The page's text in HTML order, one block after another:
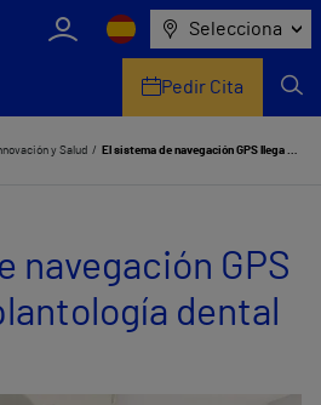
Selecciona
Pedir Cita
y Salud El sistema de navegación GPS llega a la implantología dental
navegación GPS
dental